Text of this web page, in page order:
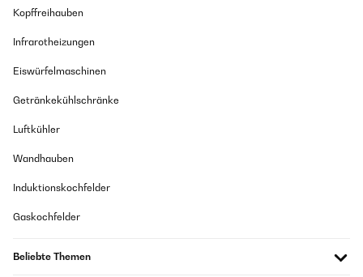
Kopffreihauben
Infrarotheizungen
Eiswürfelmaschinen
Getränkekühlschränke
Luftkühler
Wandhauben
Induktionskochfelder
Gaskochfelder
Beliebte Themen